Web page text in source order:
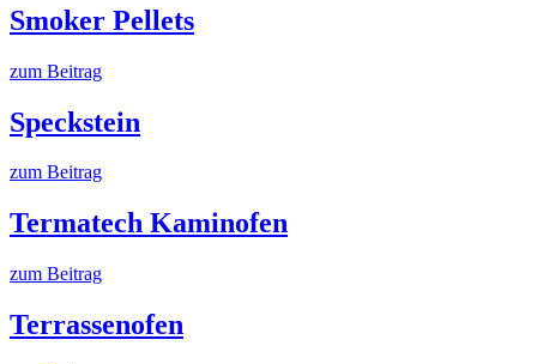
Smoker Pellets
zum Beitrag
Speckstein
zum Beitrag
Termatech Kaminofen
zum Beitrag
Terrassenofen